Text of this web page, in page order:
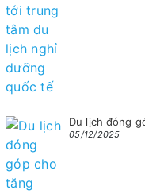
Du lịch đóng
05/12/2025